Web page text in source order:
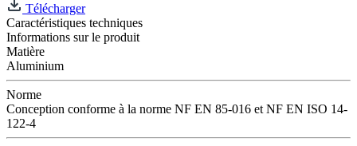
Télécharger
Caractéristiques techniques
Informations sur le produit
Matière
Aluminium
Norme
Conception conforme à la norme NF EN 85-016 et NF EN ISO 14-
122-4